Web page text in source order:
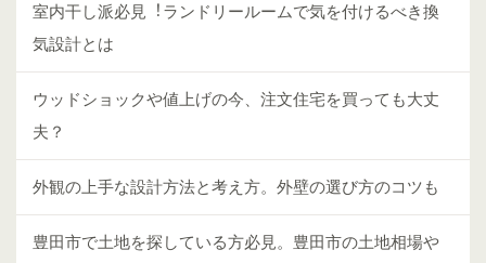
室内⼲し派必⾒︕ランドリールームで気を付けるべき換
気設計とは
ウッドショックや値上げの今、注文住宅を買っても大丈
夫？
外観の上手な設計方法と考え方。外壁の選び方のコツも
豊田市で土地を探している方必見。豊田市の土地相場や